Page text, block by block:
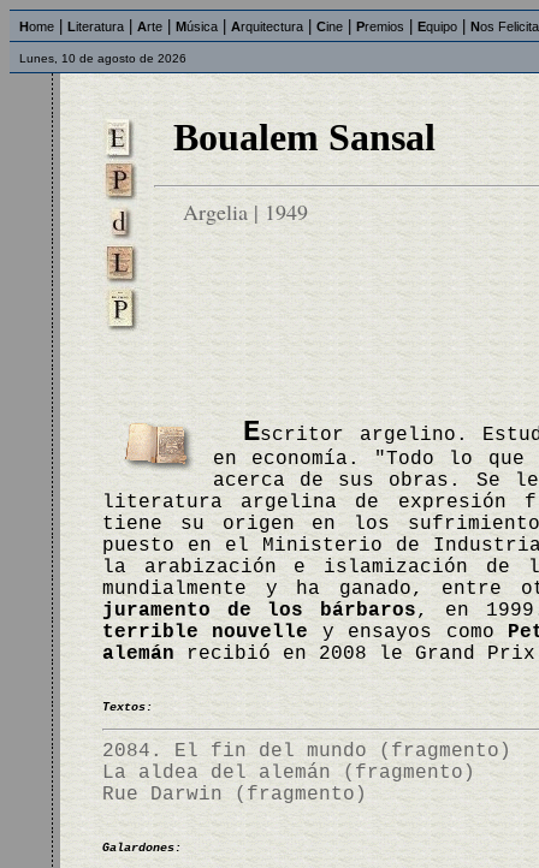
Home Literatura Arte Música Arquitectura Cine Premios Equipo Nos
Lunes, 10 de agosto de 2026
Boualem Sansal
Argelia | 1949
Escritor argelino.
en economía. "Todo lo
acerca de sus obras. Se
literatura argelina de expresión
tiene su origen en los
puesto en el Ministerio de
la arabización e islamización de
mundialmente y ha ganado, entre
juramento de los bárbaros, en
terrible nouvelley ensayos como
alemán recibió en 2008 le Grand
Textos:
2084. El fin del mundo (fragmento)
La aldea del alemán (fragmento)
Rue Darwin (fragmento)
Galardones: